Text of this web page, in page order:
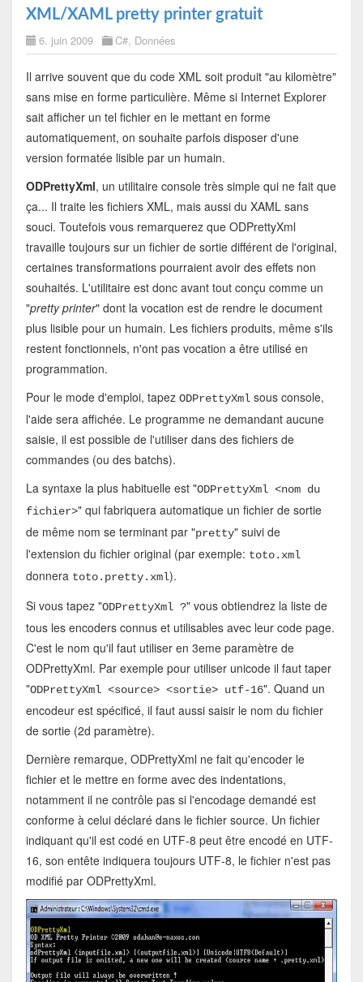
XML/XAML pretty printer gratuit
6. juin 2009 C#, Données
Il arrive souvent que du code XML soit produit "au kilomètre"
sans mise en forme particulière. Même si Internet Explorer
sait afficher un tel fichier en le mettant en forme
automatiquement, on souhaite parfois disposer d'une
version formatée lisible par un humain.
ODPrettyXml, un utilitaire console très simple qui ne fait que
ça... Il traite les fichiers XML, mais aussi du XAML sans
souci. Toutefois vous remarquerez que ODPrettyXml
travaille toujours sur un fichier de sortie différent de l'original,
certaines transformations pourraient avoir des effets non
souhaités. L'utilitaire est donc avant tout conçu comme un
"pretty printer" dont la vocation est de rendre le document
plus lisible pour un humain. Les fichiers produits, même s'ils
restent fonctionnels, n'ont pas vocation a être utilisé en
programmation.
Pour le mode d'emploi, tapez ODPrettyXmlsous console,
l'aide sera affichée. Le programme ne demandant aucune
saisie, il est possible de l'utiliser dans des fichiers de
commandes (ou des batchs).
La syntaxe la plus habituelle est "ODPrettyXml <nom du
fichier>" qui fabriquera automatique un fichier de sortie
de même nom se terminant par "pretty" suivi de
l'extension du fichier original (par exemple: toto.xml
donnera toto.pretty.xml).
Si vous tapez "ODPrettyXml ?" vous obtiendrez la liste de
tous les encoders connus et utilisables avec leur code page.
C'est le nom qu'il faut utiliser en 3eme paramètre de
ODPrettyXml. Par exemple pour utiliser unicode il faut taper
"ODPrettyXml <source> <sortie> utf-16". Quand un
encodeur est spécificé, il faut aussi saisir le nom du fichier
de sortie (2d paramètre).
Dernière remarque, ODPrettyXml ne fait qu'encoder le
fichier et le mettre en forme avec des indentations,
notamment il ne contrôle pas si l'encodage demandé est
conforme à celui déclaré dans le fichier source. Un fichier
indiquant qu'il est codé en UTF-8 peut être encodé en UTF-
16, son entête indiquera toujours UTF-8, le fichier n'est pas
modifié par ODPrettyXml.